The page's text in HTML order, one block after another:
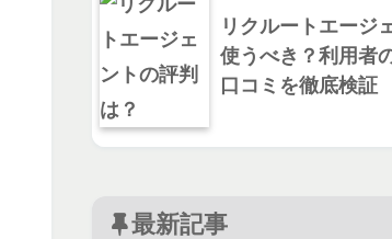
リクルートエージ
使うべき？利用者
口コミを徹底検証
最新記事